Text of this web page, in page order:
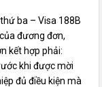
ba – Visa 188B
đương đơn,
kết hợp phải:
khi được mời
đủ điều kiện mà